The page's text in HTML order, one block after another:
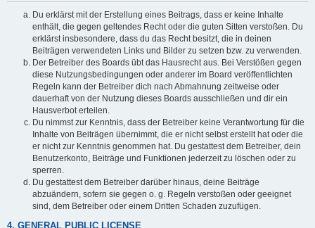
Du erklärst mit der Erstellung eines Beitrags, dass er keine Inhalte
enthält, die gegen geltendes Recht oder die guten Sitten verstoßen. Du
erklärst insbesondere, dass du das Recht besitzt, die in deinen
Beiträgen verwendeten Links und Bilder zu setzen bzw. zu verwenden.
Der Betreiber des Boards übt das Hausrecht aus. Bei Verstößen gegen
diese Nutzungsbedingungen oder anderer im Board veröffentlichten
Regeln kann der Betreiber dich nach Abmahnung zeitweise oder
dauerhaft von der Nutzung dieses Boards ausschließen und dir ein
Hausverbot erteilen.
Du nimmst zur Kenntnis, dass der Betreiber keine Verantwortung für die
Inhalte von Beiträgen übernimmt, die er nicht selbst erstellt hat oder die
er nicht zur Kenntnis genommen hat. Du gestattest dem Betreiber, dein
Benutzerkonto, Beiträge und Funktionen jederzeit zu löschen oder zu
sperren.
Du gestattest dem Betreiber darüber hinaus, deine Beiträge
abzuändern, sofern sie gegen o. g. Regeln verstoßen oder geeignet
sind, dem Betreiber oder einem Dritten Schaden zuzufügen.
4. GENERAL PUBLIC LICENSE